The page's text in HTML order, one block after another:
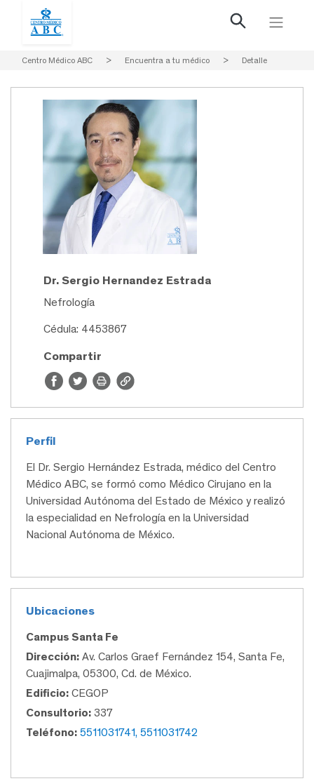
Centro Médico ABC > Encuentra a tu médico > Detalle
Dr. Sergio Hernandez Estrada
Nefrología
Cédula: 4453867
Compartir
Perfil
El Dr. Sergio Hernández Estrada, médico del Centro
Médico ABC, se formó como Médico Cirujano en la
Universidad Autónoma del Estado de México y realizó
la especialidad en Nefrología en la Universidad
Nacional Autónoma de México.
Ubicaciones
Campus Santa Fe
Dirección: Av. Carlos Graef Fernández 154, Santa Fe,
Cuajimalpa, 05300, Cd. de México.
Edificio: CEGOP
Consultorio: 337
Teléfono: 5511031741, 5511031742